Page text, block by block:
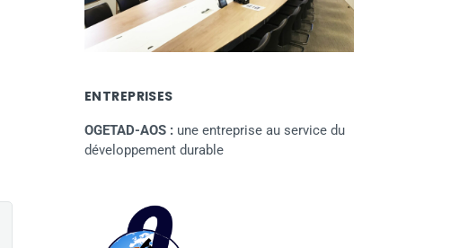
ENTREPRISES
OGETAD-AOS : une entreprise au service du
développement durable